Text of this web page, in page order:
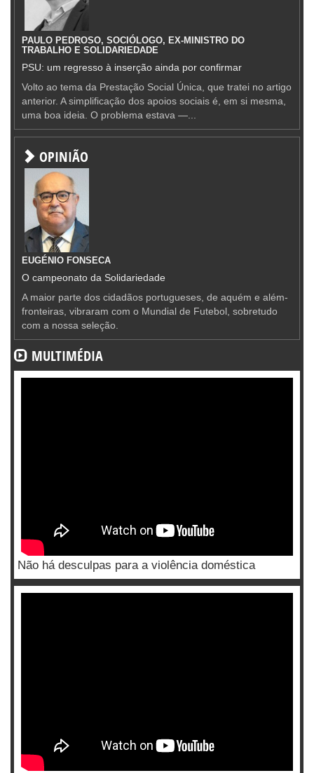
PAULO PEDROSO, SOCIÓLOGO, EX-MINISTRO DO
TRABALHO E SOLIDARIEDADE
PSU: um regresso à inserção ainda por confirmar
Volto ao tema da Prestação Social Única, que tratei no artigo
anterior. A simplificação dos apoios sociais é, em si mesma,
uma boa ideia. O problema estava —...
OPINIÃO
EUGÉNIO FONSECA
O campeonato da Solidariedade
A maior parte dos cidadãos portugueses, de aquém e além-
fronteiras, vibraram com o Mundial de Futebol, sobretudo
com a nossa seleção.
MULTIMÉDIA
Não há desculpas para a violência doméstica